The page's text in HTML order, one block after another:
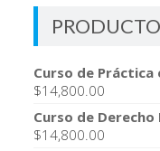
Curso de Práctica
$14,800.00
Curso de Derecho
$14,800.00